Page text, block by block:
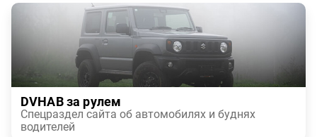
DVHAB за рулем
Спецраздел сайта об автомобилях и буднях
водителей